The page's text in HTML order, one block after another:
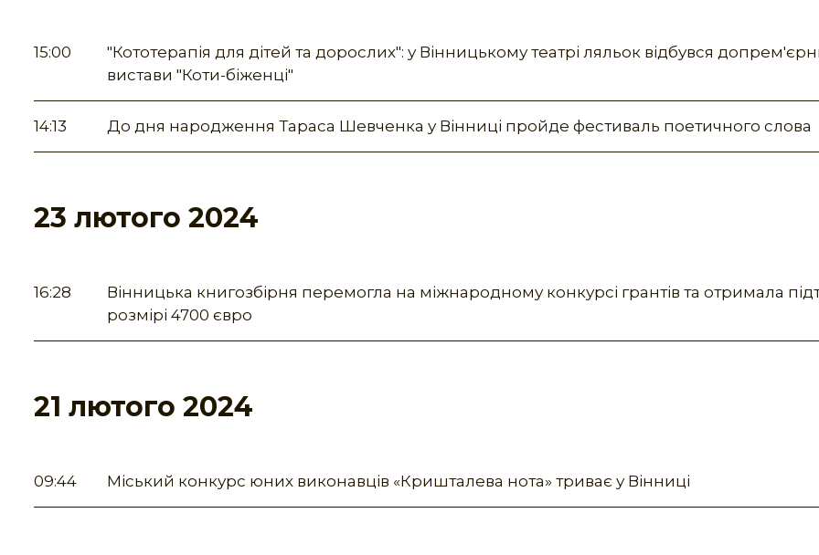
15:00
"Кототерапія для дітей та дорослих": у Вінницькому театрі ляльок відбувся
вистави "Коти-біженці"
14:13 До дня народження Тараса Шевченка у Вінниці пройде фестиваль поетичного слова
23 лютого 2024
16:28
Вінницька книгозбірня перемогла на міжнародному конкурсі грантів та отримала
розмірі 4700 євро
21 лютого 2024
09:44 Міський конкурс юних виконавців «Кришталева нота» триває у Вінниці